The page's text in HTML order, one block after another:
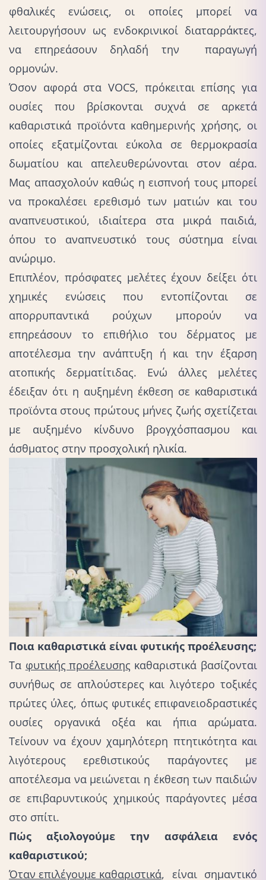
φθαλικές ενώσεις, οι οποίες μπορεί να
λειτουργήσουν ως ενδοκρινικοί διαταρράκτες,
να επηρεάσουν δηλαδή την παραγωγή
ορμονών.
Όσον αφορά στα VOCS, πρόκειται επίσης για
ουσίες που βρίσκονται συχνά σε αρκετά
καθαριστικά προϊόντα καθημερινής χρήσης, οι
οποίες εξατμίζονται εύκολα σε θερμοκρασία
δωματίου και απελευθερώνονται στον αέρα.
Μας απασχολούν καθώς η εισπνοή τους μπορεί
να προκαλέσει ερεθισμό των ματιών και του
αναπνευστικού, ιδιαίτερα στα μικρά παιδιά,
όπου το αναπνευστικό τους σύστημα είναι
ανώριμο.
Επιπλέον, πρόσφατες μελέτες έχουν δείξει ότι
χημικές ενώσεις που εντοπίζονται σε
απορρυπαντικά ρούχων μπορούν να
επηρεάσουν το επιθήλιο του δέρματος με
αποτέλεσμα την ανάπτυξη ή και την έξαρση
ατοπικής δερματίτιδας. Ενώ άλλες μελέτες
έδειξαν ότι η αυξημένη έκθεση σε καθαριστικά
προϊόντα στους πρώτους μήνες ζωής σχετίζεται
με αυξημένο κίνδυνο βρογχόσπασμου και
άσθματος στην προσχολική ηλικία.
Ποια καθαριστικά είναι φυτικής προέλευσης;
Τα φυτικής προέλευσης καθαριστικά βασίζονται
συνήθως σε απλούστερες και λιγότερο τοξικές
πρώτες ύλες, όπως φυτικές επιφανειοδραστικές
ουσίες οργανικά οξέα και ήπια αρώματα.
Τείνουν να έχουν χαμηλότερη πτητικότητα και
λιγότερους ερεθιστικούς παράγοντες με
αποτέλεσμα να μειώνεται η έκθεση των παιδιών
σε επιβαρυντικούς χημικούς παράγοντες μέσα
στο σπίτι.
Πώς αξιολογούμε την ασφάλεια ενός
καθαριστικού;
Όταν επιλέγουμε καθαριστικά, είναι σημαντικό